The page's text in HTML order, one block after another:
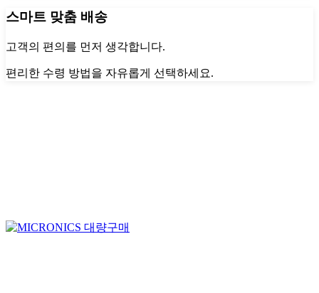
스마트 맞춤 배송
고객의 편의를 먼저 생각합니다.
편리한 수령 방법을 자유롭게 선택하세요.